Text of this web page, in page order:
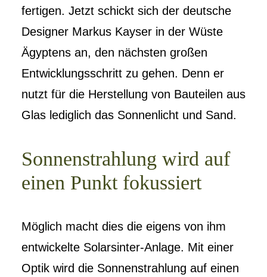
fertigen. Jetzt schickt sich der deutsche
Designer Markus Kayser in der Wüste
Ägyptens an, den nächsten großen
Entwicklungsschritt zu gehen. Denn er
nutzt für die Herstellung von Bauteilen aus
Glas lediglich das Sonnenlicht und Sand.
Sonnenstrahlung wird auf
einen Punkt fokussiert
Möglich macht dies die eigens von ihm
entwickelte Solarsinter-Anlage. Mit einer
Optik wird die Sonnenstrahlung auf einen